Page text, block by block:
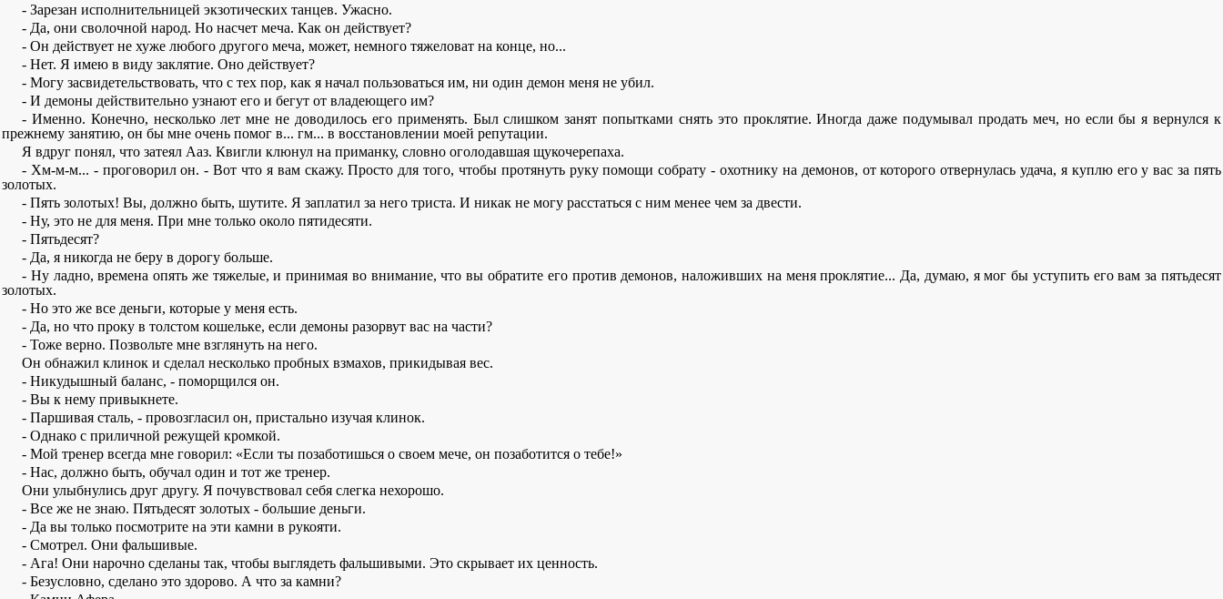
- Зарезан исполнительницей экзотических танцев. Ужасно.
- Да, они сволочной народ. Но насчет меча. Как он действует?
- Он действует не хуже любого другого меча, может, немного тяжеловат на конце, но...
- Нет. Я имею в виду заклятие. Оно действует?
- Могу засвидетельствовать, что с тех пор, как я начал пользоваться им, ни один демон меня не убил.
- И демоны действительно узнают его и бегут от владеющего им?
- Именно. Конечно, несколько лет мне не доводилось его применять. Был слишком занят попытками снять это проклятие. Иногда даже подумывал продать меч, но если бы я вернулся к
прежнему занятию, он бы мне очень помог в... гм... в восстановлении моей репутации.
Я вдруг понял, что затеял Ааз. Квигли клюнул на приманку, словно оголодавшая щукочерепаха.
- Хм-м-м... - проговорил он. - Вот что я вам скажу. Просто для того, чтобы протянуть руку помощи собрату - охотнику на демонов, от которого отвернулась удача, я куплю его у вас за пять
золотых.
- Пять золотых! Вы, должно быть, шутите. Я заплатил за него триста. И никак не могу расстаться с ним менее чем за двести.
- Ну, это не для меня. При мне только около пятидесяти.
- Пятьдесят?
- Да, я никогда не беру в дорогу больше.
- Ну ладно, времена опять же тяжелые, и принимая во внимание, что вы обратите его против демонов, наложивших на меня проклятие... Да, думаю, я мог бы уступить его вам за пятьдесят
золотых.
- Но это же все деньги, которые у меня есть.
- Да, но что проку в толстом кошельке, если демоны разорвут вас на части?
- Тоже верно. Позвольте мне взглянуть на него.
Он обнажил клинок и сделал несколько пробных взмахов, прикидывая вес.
- Никудышный баланс, - поморщился он.
- Вы к нему привыкнете.
- Паршивая сталь, - провозгласил он, пристально изучая клинок.
- Однако с приличной режущей кромкой.
- Мой тренер всегда мне говорил: «Если ты позаботишься о своем мече, он позаботится о тебе!»
- Нас, должно быть, обучал один и тот же тренер.
Они улыбнулись друг другу. Я почувствовал себя слегка нехорошо.
- Все же не знаю. Пятьдесят золотых - большие деньги.
- Да вы только посмотрите на эти камни в рукояти.
- Смотрел. Они фальшивые.
- Ага! Они нарочно сделаны так, чтобы выглядеть фальшивыми. Это скрывает их ценность.
- Безусловно, сделано это здорово. А что за камни?